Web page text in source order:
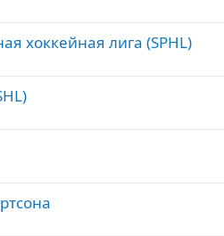
хоккейная лига (SPHL)